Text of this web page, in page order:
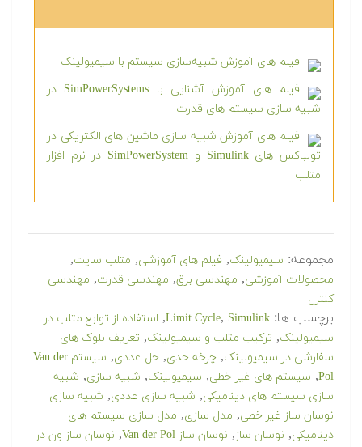
فیلم های آموزش شبیه‌سازی سیستم با سیمیولینک
فیلم های آموزش آشنایی با SimPowerSystems در
شبیه سازی سیستم های قدرت
فیلم های آموزش شبیه سازی ماشین های الکتریکی در
تولباکس های Simulink و SimPowerSystem در نرم افزار
متلب
مجموعه: سیمیولینک, فیلم های آموزشی, متلب سایت,
محصولات آموزشی, مهندسی برق, مهندسی قدرت, مهندسی
کنترل
برچسب ها: Limit Cycle, Simulink
, استفاده از توابع متلب در
سیمیولینک, ترکیب متلب و سیمیولینک, تعریف بلوک های
سفارشی در سیمیولینک, چرخه حدی, حل عددی,
سیستم Van der
Pol
, سیستم های غیر خطی, سیمیولینک, شبیه سازی, شبیه
سازی سیستم های دینامیکی, شبیه سازی عددی, شبیه سازی
نوسان ساز غیر خطی, مدل سازی, مدل سازی سیستم های
دینامیکی, نوسان ساز, نوسان ساز Van der Pol , نوسان ساز ون در